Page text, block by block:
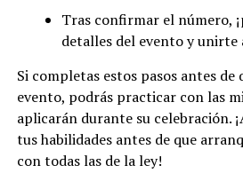
Tras confirmar el número,
detalles del evento y unirte
Si completas estos pasos antes de
evento, podrás practicar con las
aplicarán durante su celebración.
tus habilidades antes de que
con todas las de la ley!